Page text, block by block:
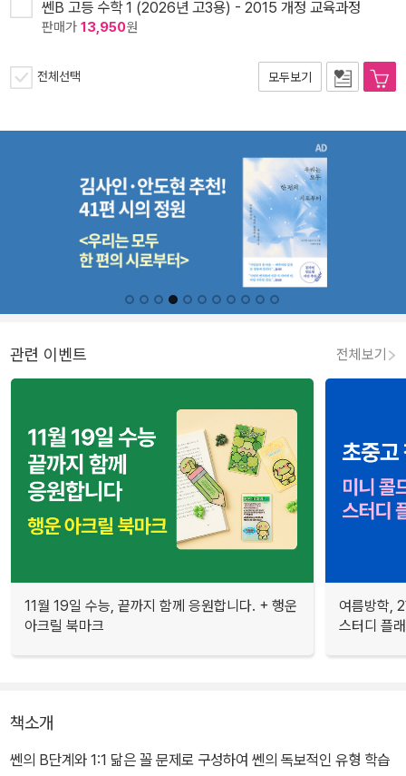
쎈B 고등 수학 1 (2026년 고3용) - 2015 개정 교육과정
판매가 13,950원
전체선택 모두보기
관련 이벤트 전체보기
11월 19일 수능, 끝까지 함께 응원합니다. + 행운
아크릴 북마크
여름방학,
스터디 플
책소개
쎈의 B단계와 1:1 닮은 꼴 문제로 구성하여 쎈의 독보적인 유형 학습